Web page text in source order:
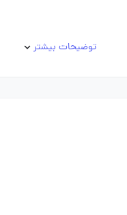
توضیحات بیشتر